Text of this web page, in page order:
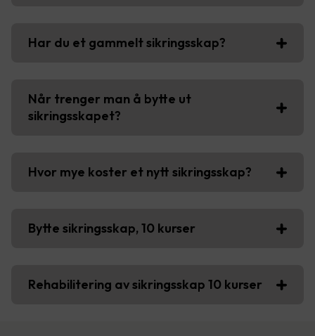
Har du et gammelt sikringsskap?
Når trenger man å bytte ut
sikringsskapet?
Hvor mye koster et nytt sikringsskap?
Bytte sikringsskap, 10 kurser
Rehabilitering av sikringsskap 10 kurser